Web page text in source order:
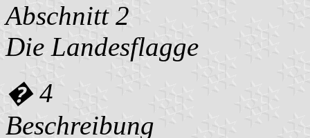
Abschnitt 2
Die Landesflagge
� 4
Beschreibung